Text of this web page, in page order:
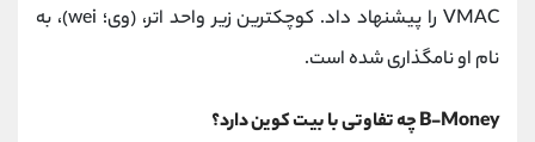
VMAC را پیشنهاد داد. کوچکترین زیر واحد اتر، (وی؛ wei)، به
نام او نامگذاری شده است.
B-Money چه تفاوتی با بیت کوین دارد؟